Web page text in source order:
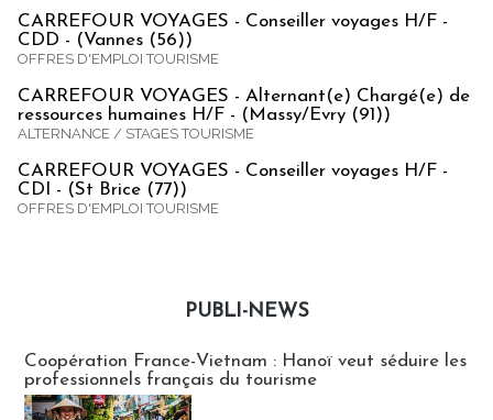
CARREFOUR VOYAGES - Conseiller voyages H/F -
CDD - (Vannes (56))
OFFRES D'EMPLOI TOURISME
CARREFOUR VOYAGES - Alternant(e) Chargé(e) de
ressources humaines H/F - (Massy/Evry (91))
ALTERNANCE / STAGES TOURISME
CARREFOUR VOYAGES - Conseiller voyages H/F -
CDI - (St Brice (77))
OFFRES D'EMPLOI TOURISME
PUBLI-NEWS
Coopération France-Vietnam : Hanoï veut séduire les
professionnels français du tourisme